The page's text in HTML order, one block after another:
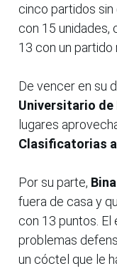
cinco partidos sin
con 15 unidades,
13 con un partido
De vencer en su
Universitario de
lugares
Clasificatorias
Por su parte,
fuera de casa y
con 13 puntos. El
problemas
un cóctel que le